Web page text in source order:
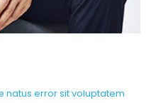
natus error sit voluptatem